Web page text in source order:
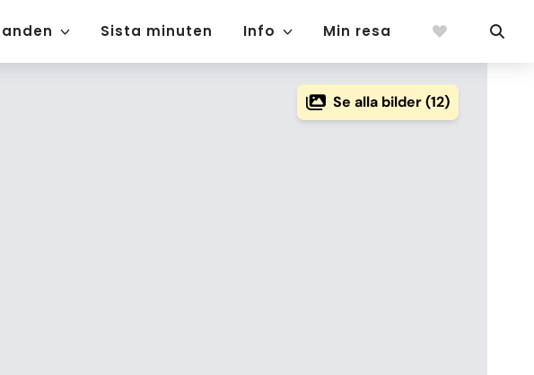
Sista minuten Info Min resa
Se alla bilder (12)